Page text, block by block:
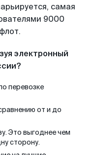
самая
9000
электронный
перевозке
от и до
Это выгоднее чем
сторону.